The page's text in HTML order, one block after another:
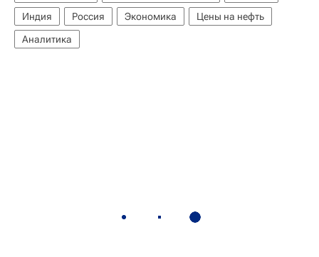
Индия
Россия Экономика
Цены на нефть
Аналитика